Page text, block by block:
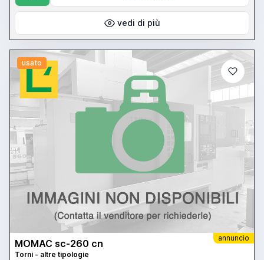
vedi di più
usato
annuncio
MOMAC sc-260 cn
Torni - altre tipologie